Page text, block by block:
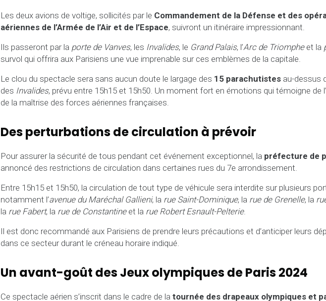
Les deux avions de voltige, sollicités par le Commandement de la Défense et des
aériennes de l’Armée de l’Air et de l’Espace, suivront un itinéraire impressionnant.
Ils passeront par la porte de Vanves, les Invalides, le Grand Palais, l’Arc de Triompheet la
survol qui offrira aux Parisiens une vue imprenable sur ces emblèmes de la capitale.
Le clou du spectacle sera sans aucun doute le largage des 15 parachutistes au-dessus
des Invalides, prévu entre 15h15 et 15h50. Un moment fort en émotions qui témoigne de
de la maîtrise des forces aériennes françaises.
Des perturbations de circulation à prévoir
Pour assurer la sécurité de tous pendant cet événement exceptionnel, la préfecture de
annoncé des restrictions de circulation dans certaines rues du 7e arrondissement.
Entre 15h15 et 15h50, la circulation de tout type de véhicule sera interdite sur plusieurs
notamment l’avenue du Maréchal Gallieni, la rue Saint-Dominique, la rue de Grenelle, la
la rue Fabert, la rue de Constantineet la rue Robert Esnault-Pelterie.
Il est donc recommandé aux Parisiens de prendre leurs précautions et d’anticiper leurs
dans ce secteur durant le créneau horaire indiqué.
Un avant-goût des Jeux olympiques de Paris 2024
Ce spectacle aérien s’inscrit dans le cadre de la tournée des drapeaux olympiques et